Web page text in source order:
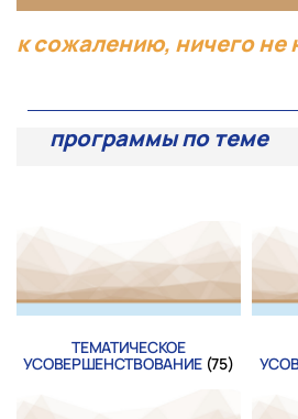
к сожалению, ничего не
программы по теме
ТЕМАТИЧЕСКОЕ
УСОВЕРШЕНСТВОВАНИЕ (75)